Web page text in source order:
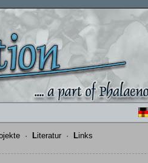
· Literatur · Links